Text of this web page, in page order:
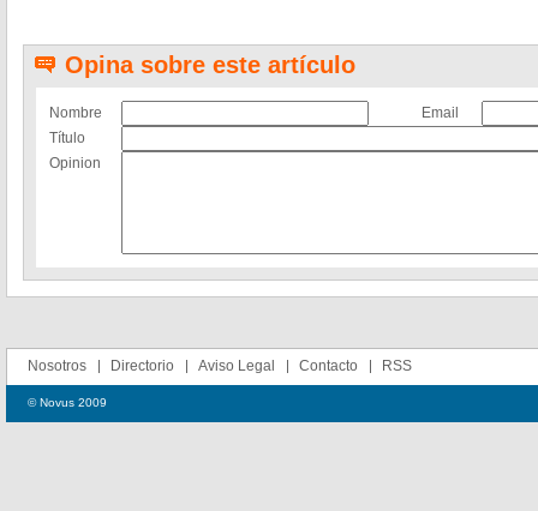
Opina sobre este artículo
Nombre
Email
Título
Opinion
Nosotros Directorio Aviso Legal Contacto RSS
© Novus 2009